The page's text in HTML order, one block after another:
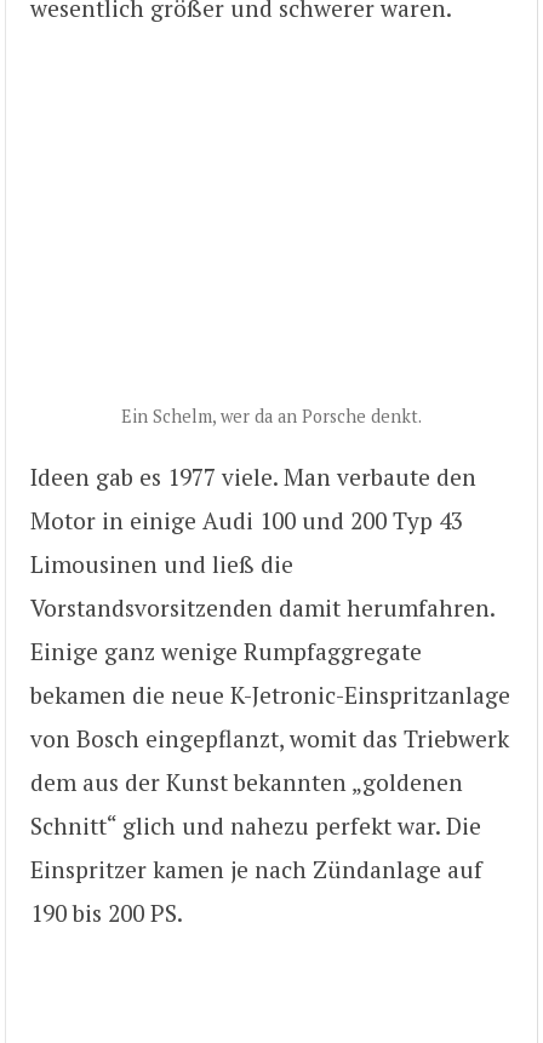
wesentlich größer und schwerer waren.
Ein Schelm, wer da an Porsche denkt.
Ideen gab es 1977 viele. Man verbaute den
Motor in einige Audi 100 und 200 Typ 43
Limousinen und ließ die
Vorstandsvorsitzenden damit herumfahren.
Einige ganz wenige Rumpfaggregate
bekamen die neue K-Jetronic-Einspritzanlage
von Bosch eingepflanzt, womit das Triebwerk
dem aus der Kunst bekannten „goldenen
Schnitt“ glich und nahezu perfekt war. Die
Einspritzer kamen je nach Zündanlage auf
190 bis 200 PS.